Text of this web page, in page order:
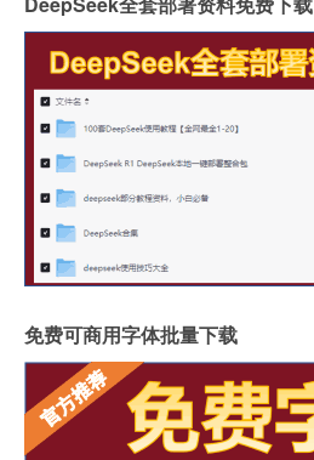
免费可商用字体批量下载